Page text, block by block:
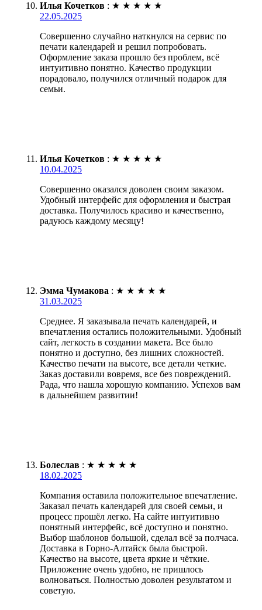
Илья Кочетков : ★ ★ ★ ★ ★
22.05.2025
Совершенно случайно наткнулся на сервис по
печати календарей и решил попробовать.
Оформление заказа прошло без проблем, всё
интуитивно понятно. Качество продукции
порадовало, получился отличный подарок для
семьи.
Илья Кочетков : ★ ★ ★ ★ ★
10.04.2025
Совершенно оказался доволен своим заказом.
Удобный интерфейс для оформления и быстрая
доставка. Получилось красиво и качественно,
радуюсь каждому месяцу!
Эмма Чумакова : ★ ★ ★ ★ ★
31.03.2025
Среднее. Я заказывала печать календарей, и
впечатления остались положительными. Удобный
сайт, легкость в создании макета. Все было
понятно и доступно, без лишних сложностей.
Качество печати на высоте, все детали четкие.
Заказ доставили вовремя, все без повреждений.
Рада, что нашла хорошую компанию. Успехов вам
в дальнейшем развитии!
Болеслав : ★ ★ ★ ★ ★
18.02.2025
Компания оставила положительное впечатление.
Заказал печать календарей для своей семьи, и
процесс прошёл легко. На сайте интуитивно
понятный интерфейс, всё доступно и понятно.
Выбор шаблонов большой, сделал всё за полчаса.
Доставка в Горно-Алтайск была быстрой.
Качество на высоте, цвета яркие и чёткие.
Приложение очень удобно, не пришлось
волноваться. Полностью доволен результатом и
советую.